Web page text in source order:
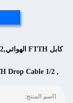
,
1/2 Fibers FTTH Drop Cable
1اسم المنتج: